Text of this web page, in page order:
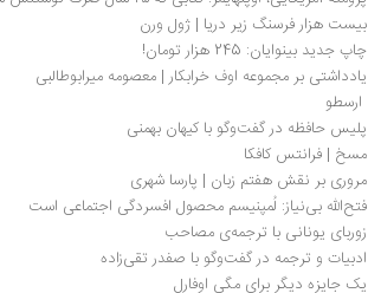
بیست هزار فرسنگ زیر دریا | ژول ورن
چاپ جدید بینوایان: 245 هزار تومان!
یادداشتی بر مجموعه اوف خرابکار | معصومه میرابوطالبی
ارسطو
پلیس حافظه در گفت‌وگو با کیهان بهمنی
مسخ | فرانتس کافکا
مروری بر نقش هفتم زبان | پارسا شهری
فتح‌الله بی‌نیاز: لُمپنیسم محصول افسردگی اجتماعی است
زوربای یونانی با ترجمه‌ی مصاحب
ادبیات و ترجمه‌ در گفت‌وگو با صفدر تقی‌زاده
یک جایزه دیگر برای مگی اوفارل